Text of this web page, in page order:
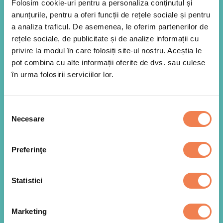
Folosim cookie-uri pentru a personaliza conținutul și
anunțurile, pentru a oferi funcții de rețele sociale și pentru
a analiza traficul. De asemenea, le oferim partenerilor de
rețele sociale, de publicitate și de analize informații cu
privire la modul în care folosiți site-ul nostru. Aceștia le
pot combina cu alte informații oferite de dvs. sau culese
în urma folosirii serviciilor lor.
consimțământului
Necesare
Preferinţe
Statistici
Marketing
1
Intr-o tigaie mai adanca am incins usor uleiul de
masline impreuna cu bucatica de unt si am sotat
salotele (sau prazul). Le-am presarat cu un praf
de sare si le-am calit la foc mediu pana au
devenit translucide (fara sa se prajeasca).
Peste ele am adaugat legumele congelate din
decongelare). Am amestecat usor cu o spatula si